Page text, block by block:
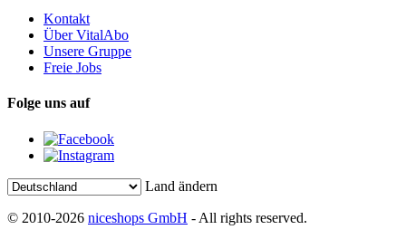
Kontakt
Über VitalAbo
Unsere Gruppe
Freie Jobs
Folge uns auf
Land ändern
© 2010-2026 niceshops GmbH - All rights reserved.